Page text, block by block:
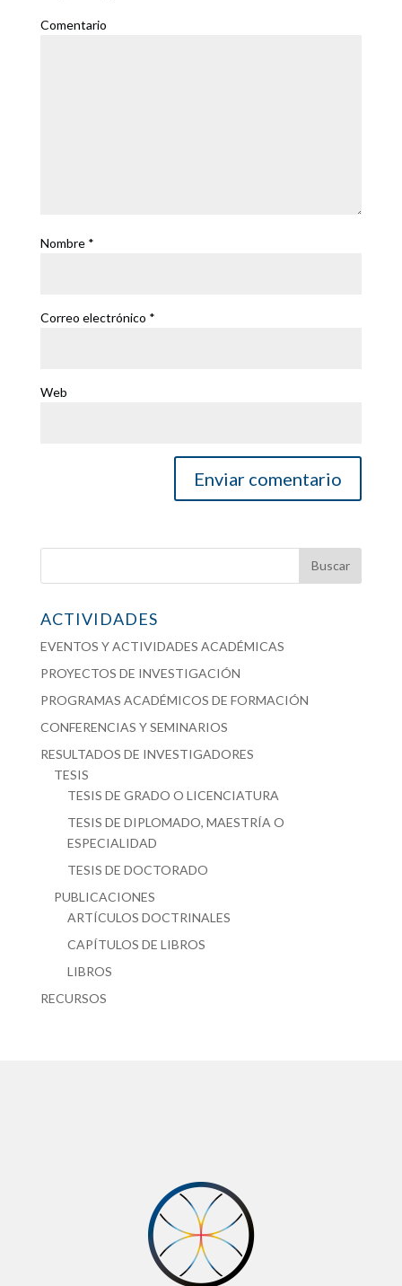
Comentario
Nombre *
Correo electrónico *
Web
ACTIVIDADES
EVENTOS Y ACTIVIDADES ACADÉMICAS
PROYECTOS DE INVESTIGACIÓN
PROGRAMAS ACADÉMICOS DE FORMACIÓN
CONFERENCIAS Y SEMINARIOS
RESULTADOS DE INVESTIGADORES
TESIS
TESIS DE GRADO O LICENCIATURA
TESIS DE DIPLOMADO, MAESTRÍA O
ESPECIALIDAD
TESIS DE DOCTORADO
PUBLICACIONES
ARTÍCULOS DOCTRINALES
CAPÍTULOS DE LIBROS
LIBROS
RECURSOS